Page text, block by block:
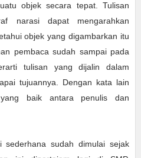
objek secara tepat. Tulisan
narasi dapat mengarahkan
objek yang digambarkan itu
pembaca sudah sampai pada
tulisan yang dijalin dalam
tujuannya. Dengan kata lain
baik antara penulis dan
sederhana sudah dimulai sejak